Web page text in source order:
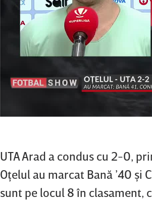
UTA Arad a condus cu 2-0,
Oţelul au marcat Bană ’40 şi
sunt pe locul 8 în clasament,